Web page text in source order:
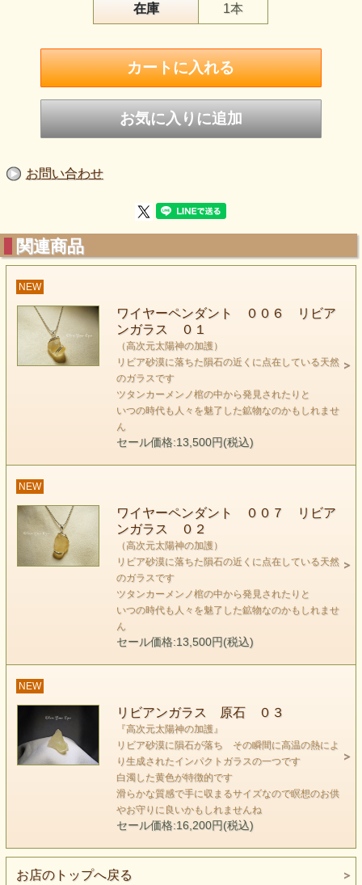
リビアンガラスが入荷しました。インパクトガラスとは
隕石が落ちた際に発する熱によって生成される
白濁した色が非常に綺麗でこの色合いは
リビアンガラス特有の色感だと思います。
非常におすすめです
た
のは大変有名なお話ではあります。
太陽神信仰だったエジプトならではと感じずにはいられない
のは
この石はまさに太陽のごとく頭上に光り輝く光そのものの石
だからです。
通常の意識でこの石とワークできるのはここまでです。
頭上がまぶしく輝く以外 この石のメッセージも世界観も
なにも見えてこないのです。
以前、何度もこの石とワークするたび なにも浮かばずに断
念し
結局、周波数が高い光の石であるということしかわかりませ
んでした。
在庫 1本
お問い合わせ
関連商品
NEW
ワイヤーペンダント ００６ リビア
ンガラス ０１
（高次元太陽神の加護）
リビア砂漠に落ちた隕石の近くに点在している天然
のガラスです
ツタンカーメンノ棺の中から発見されたりと
いつの時代も人々を魅了した鉱物なのかもしれませ
ん
セール価格:13,500円(税込)
NEW
ワイヤーペンダント ００７ リビア
ンガラス ０２
（高次元太陽神の加護）
リビア砂漠に落ちた隕石の近くに点在している天然
のガラスです
ツタンカーメンノ棺の中から発見されたりと
いつの時代も人々を魅了した鉱物なのかもしれませ
ん
セール価格:13,500円(税込)
NEW
リビアンガラス 原石 ０３
『高次元太陽神の加護』
リビア砂漠に隕石が落ち その瞬間に高温の熱によ
り生成されたインパクトガラスの一つです
白濁した黄色が特徴的です
滑らかな質感で手に収まるサイズなので瞑想のお供
やお守りに良いかもしれませんね
セール価格:16,200円(税込)
お店のトップへ戻る